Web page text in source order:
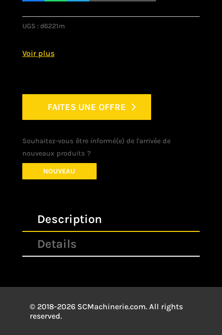
UGS : d6221m
FAITES UNE OFFRE
Souhaitez-vous être informé(e) de l'arrivée de
nouveaux produits ?
NOUVEAU
Description
Details
© 2018-2026 SCMachinerie.com. All rights
reserved.